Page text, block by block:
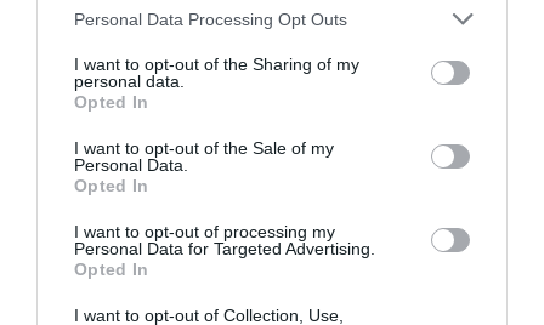
Please note that this website/app uses one or more Google
not limited to your visit or usage behaviour. You may click to
grant or deny consent to Google and its third-party tags to
use your data for below specified purposes in below Google
consent section.
Personal Data Processing Opt Outs
I want to opt-out of the Sharing of my
personal data.
Opted In
I want to opt-out of the Sale of my
Personal Data.
Opted In
I want to opt-out of processing my
Personal Data for Targeted Advertising.
Opted In
I want to opt-out of Collection, Use,